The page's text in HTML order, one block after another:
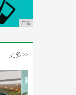
广告
更多>>